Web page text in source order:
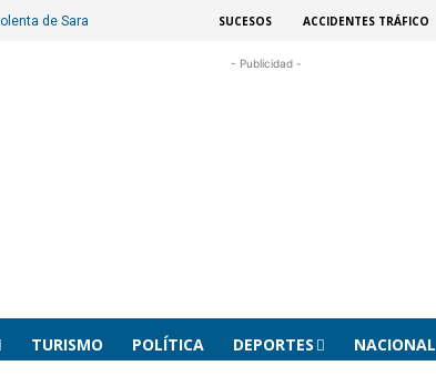
de Sara SUCESOS ACCIDENTES TRÁFICO
- Publicidad -
TURISMO POLÍTICA DEPORTES NACIONAL